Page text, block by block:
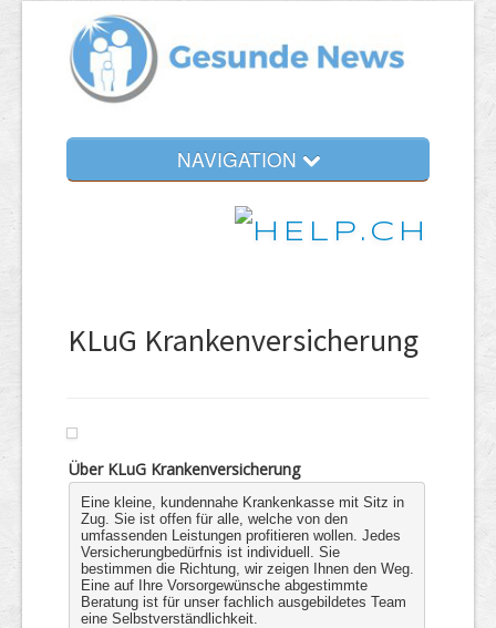
NAVIGATION
KLuG Krankenversicherung
Über KLuG Krankenversicherung
Eine kleine, kundennahe Krankenkasse mit Sitz in
Zug. Sie ist offen für alle, welche von den
umfassenden Leistungen profitieren wollen. Jedes
Versicherungbedürfnis ist individuell. Sie
bestimmen die Richtung, wir zeigen Ihnen den Weg.
Eine auf Ihre Vorsorgewünsche abgestimmte
Beratung ist für unser fachlich ausgebildetes Team
eine Selbstverständlichkeit.